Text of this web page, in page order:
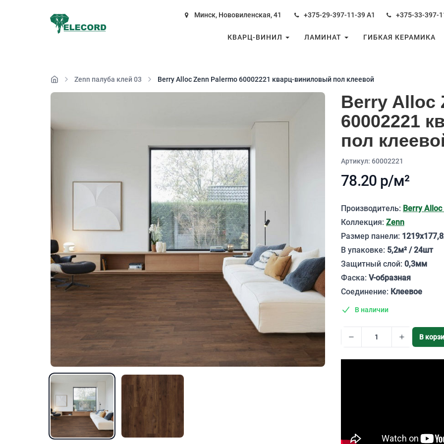
Минск, Нововиленская, 41 +375-29-397-11-39А1 +375-33-397-
КВАРЦ-ВИНИЛ ЛАМИНАТ ГИБКАЯ КЕРАМИКА
Zenn палуба клей 03 Berry Alloc Zenn Palermo 60002221 кварц-виниловый пол клеевой
Berry Alloc
60002221
пол
Aртикул: 60002221
78.20 р/м²
Описание
Производитель: Berry
Коллекция: Zenn
Размер панели:
В упаковке: 5,2м² / 24шт
Защитный слой: 0,3мм
Фаска: V-образная
Соединение: Клеевое
В наличии
В